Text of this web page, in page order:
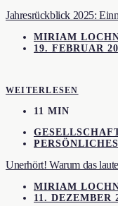
Jahresrückblick 2025:
MIRIAM
19. FEBRUAR
WEITERLESEN
11 MIN
PERSÖNLICHES
Unerhört! Warum das
MIRIAM
11. DEZEMBER